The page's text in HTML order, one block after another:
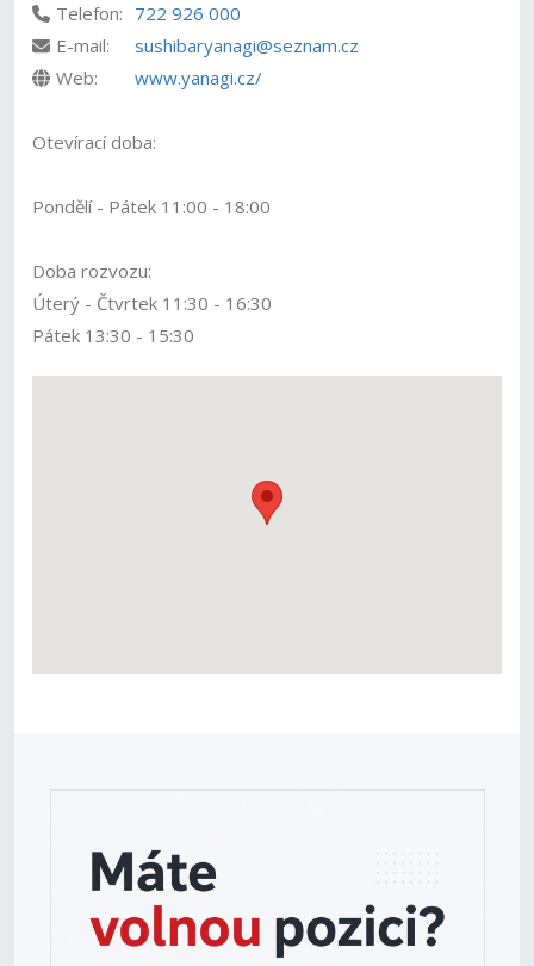
Telefon: 722 926 000
E-mail:
sushibaryanagi@seznam.cz
Web:
www.yanagi.cz/
Otevírací doba:
Pondělí - Pátek 11:00 - 18:00
Doba rozvozu:
Úterý - Čtvrtek 11:30 - 16:30
Pátek 13:30 - 15:30